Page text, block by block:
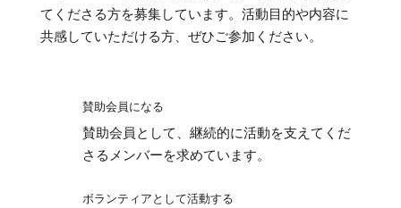
てくださる方を募集しています。活動目的や内容に
共感していただける方、ぜひご参加ください。
賛助会員になる
賛助会員として、継続的に活動を支えてくだ
さるメンバーを求めています。
ボランティアとして活動する